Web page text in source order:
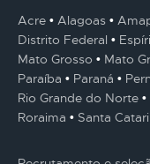
Acre
Alagoas
Distrito Federal
Mato Grosso
Mato
Paraíba
Paraná
Rio Grande do Norte
Roraima
Santa